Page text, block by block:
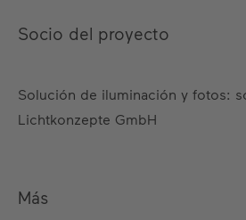
Socio del proyecto
Solución de iluminación y fotos:
Lichtkonzepte GmbH
Más